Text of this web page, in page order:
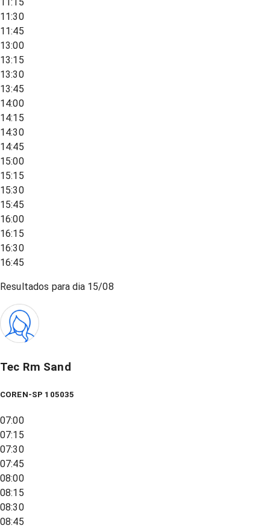
11:30
11:45
13:00
13:15
13:30
13:45
14:00
14:15
14:30
14:45
15:00
15:15
15:30
15:45
16:00
16:15
16:30
16:45
Resultados para dia 15/08
Tec Rm Sand
COREN-SP 105035
07:00
07:15
07:30
07:45
08:00
08:15
08:30
08:45